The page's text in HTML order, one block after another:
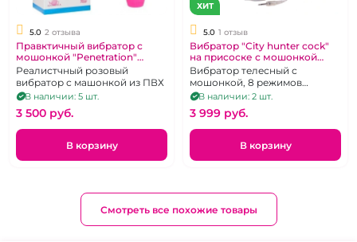
5.0 2 отзыва
Правктичный вибратор с
мошонкой "Penetration"
розовый реалистичный
Реалистчный розовый
вибратор с машонкой из ПВХ
В наличии: 5 шт.
3 500 pуб.
В корзину
ХИТ
5.0 1 отзыв
Вибратор "City hunter cock"
на присоске с мошонкой
p1004
Вибратор телесный с
мошонкой, 8 режимов
вибрации
В наличии: 2 шт.
3 999 pуб.
В корзину
Смотреть все похожие товары